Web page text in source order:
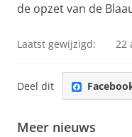
de opzet van de
Laatst gewijzigd: 22
Deel dit
Meer nieuws